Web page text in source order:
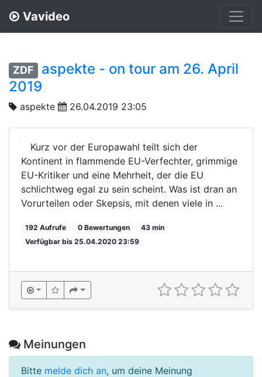
Vavideo
ZDF
aspekte - on tour am 26. April
2019
aspekte 26.04.2019 23:05
Kurz vor der Europawahl teilt sich der
Kontinent in flammende EU-Verfechter, grimmige
EU-Kritiker und eine Mehrheit, der die EU
schlichtweg egal zu sein scheint. Was ist dran an
Vorurteilen oder Skepsis, mit denen viele in ...
192 Aufrufe 0 Bewertungen
43 min
Verfügbar bis 25.04.2020 23:59
Meinungen
Bitte melde dich an, um deine Meinung